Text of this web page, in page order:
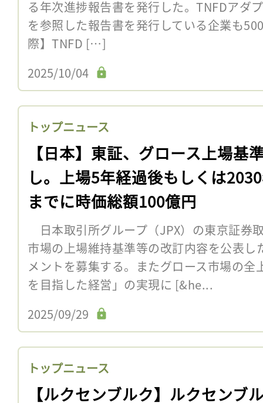
る年次進捗報告書を発行した。TNFDアダ
を参照した報告書を発行している企業も
際】TNFD […]
2025/10/04
トップニュース
【日本】東証、グロース上場基
し。上場5年経過後もしくは
までに時価総額100億円
日本取引所グループ（JPX）の東京証券
市場の上場維持基準等の改訂内容を公表
メントを募集する。またグロース市場の
を目指した経営」の実現に [&he...
2025/09/29
トップニュース
【ルクセンブルク】ルクセンブ